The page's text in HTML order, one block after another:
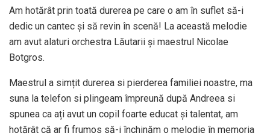
Am hotărât prin toată durerea pe care o am în suflet să-i
dedic un cantec și să revin în scenă! La această melodie
am avut alaturi orchestra Lăutarii și maestrul Nicolae
Botgros.
Maestrul a simțit durerea si pierderea familiei noastre, ma
suna la telefon si plingeam împreună după Andreea si
spunea ca ați avut un copil foarte educat și talentat, am
hotărât că ar fi frumos să-i închinăm o melodie în memoria